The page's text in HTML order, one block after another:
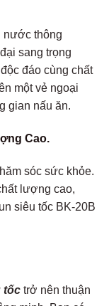
nước thông
sang trọng
đáo cùng chất
một vẻ ngoại
gian nấu ăn.
Cao.
sóc sức khỏe.
lượng cao,
siêu tốc BK-20B
tốc trở nên thuận